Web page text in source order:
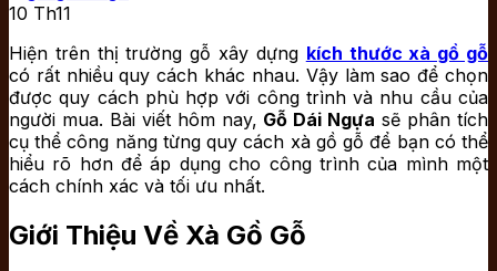
10 Th11
Hiện trên thị trường gỗ xây dựng kích thước xà gồ gỗ
có rất nhiều quy cách khác nhau. Vậy làm sao để chọn
được quy cách phù hợp với công trình và nhu cầu của
người mua. Bài viết hôm nay, Gỗ Dái Ngựa sẽ phân tích
cụ thể công năng từng quy cách xà gồ gỗ để bạn có thể
hiểu rõ hơn để áp dụng cho công trình của mình một
cách chính xác và tối ưu nhất.
Giới Thiệu Về Xà Gồ Gỗ